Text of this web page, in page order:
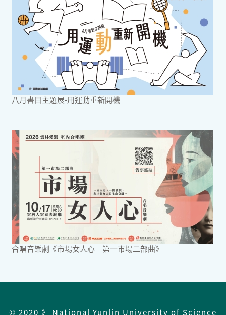
八月書目主題展-用運動重新開機
合唱音樂劇《市場女人心─第一市場二部曲》
© 2020 》 National Yunlin University of Science